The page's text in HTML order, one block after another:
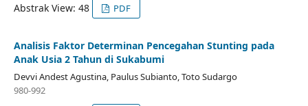
Abstrak View: 48 PDF
Analisis Faktor Determinan Pencegahan Stunting pada
Anak Usia 2 Tahun di Sukabumi
Devvi Andest Agustina, Paulus Subianto, Toto Sudargo
980-992